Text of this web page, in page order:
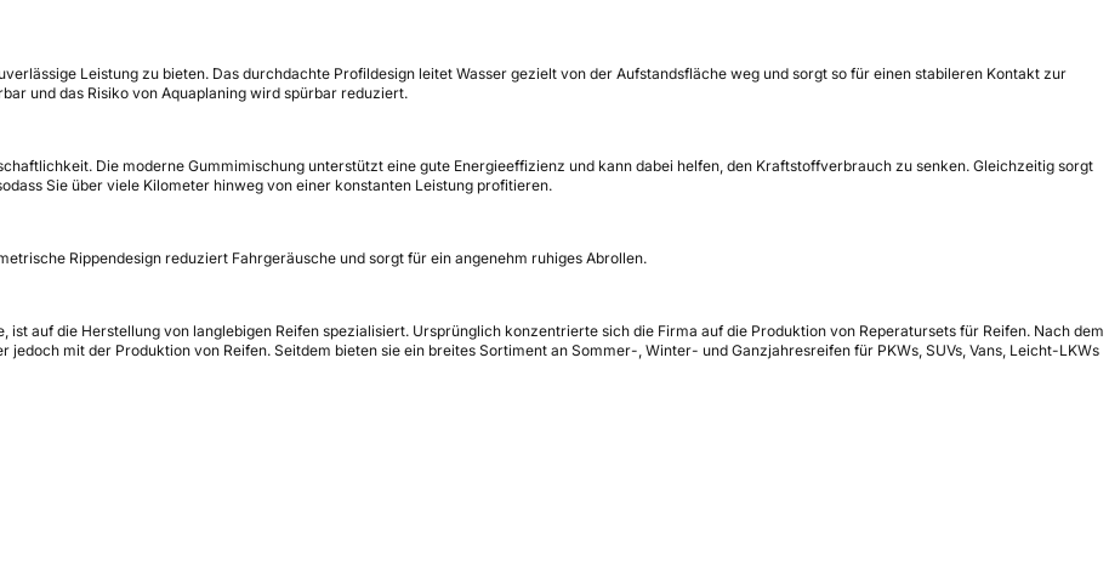
Leistung zu bieten. Das durchdachte Profildesign leitet Wasser gezielt von der Aufstandsfläche weg und sorgt so für einen stabileren Kontakt zur
und das Risiko von Aquaplaning wird spürbar reduziert.
Die moderne Gummimischung unterstützt eine gute Energieeffizienz und kann dabei helfen, den Kraftstoffverbrauch zu senken. Gleichzeitig sorgt
Sie über viele Kilometer hinweg von einer konstanten Leistung profitieren.
Rippendesign reduziert Fahrgeräusche und sorgt für ein angenehm ruhiges Abrollen.
ist auf die Herstellung von langlebigen Reifen spezialisiert. Ursprünglich konzentrierte sich die Firma auf die Produktion von Reperatursets für Reifen. Nach dem
jedoch mit der Produktion von Reifen. Seitdem bieten sie ein breites Sortiment an Sommer-, Winter- und Ganzjahresreifen für PKWs, SUVs, Vans, Leicht-LKWs